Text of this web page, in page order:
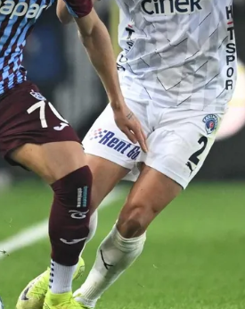
için İnternet Sitemizde
verileriniz işlenmekte olup gerekli
sitemizin daha işlevsel
amaçlarıyla sınırlı olarak
yer alan panel vasıtasıyla
Metnimiziziyaret
Kanunu uyarınca hazırlanmış
çerezlerle ilgili bilgi almak için lütfen